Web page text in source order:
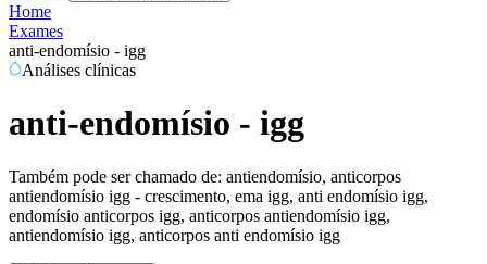
Home
Exames
anti-endomísio - igg
Análises clínicas
anti-endomísio - igg
Também pode ser chamado de: antiendomísio, anticorpos
antiendomísio igg - crescimento, ema igg, anti endomísio igg,
endomísio anticorpos igg, anticorpos antiendomísio igg,
antiendomísio igg, anticorpos anti endomísio igg